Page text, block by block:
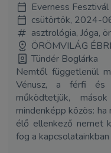
Everness
csütörtök, 2024-
asztrológia, Jóga,
ÖRÖMVILÁG
Tündér Boglárka
Nemtől függetlenül
Vénusz, a férfi és
működtetjük,
mindenképp közös:
élő ellenkező nemet
fog a kapcsolatainkban